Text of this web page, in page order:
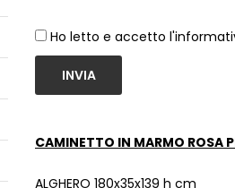
Ho letto e accetto
INVIA
CAMINETTO IN MARMO ROSA
ALGHERO 180x35x139 h cm